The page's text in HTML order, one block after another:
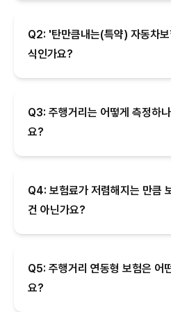
Q2: '탄만큼내는(특약) 자동차
식인가요?
Q3: 주행거리는 어떻게 측정하
요?
Q4: 보험료가 저렴해지는 만큼
건 아닌가요?
Q5: 주행거리 연동형 보험은 어
요?